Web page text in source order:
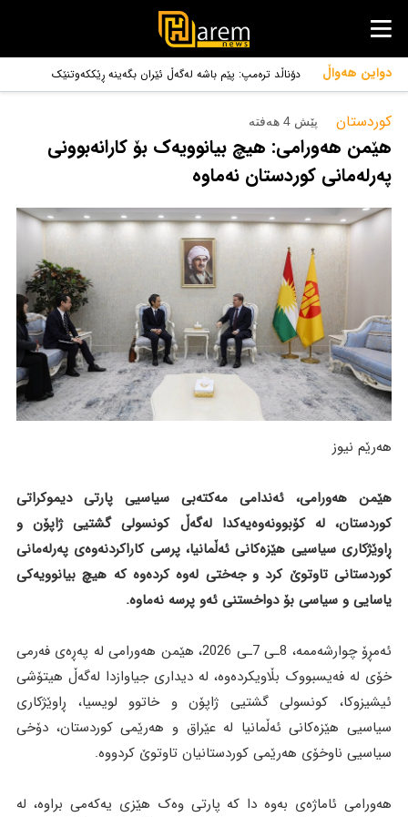
دواین هەواڵ دۆناڵد ترەمپ: پێم باشە لەگەڵ ئێران بگەینە ڕێککەوتنێک
کوردستان‌ پێش 4 هەفتە
هێمن هەورامی: هیچ بیانوویەک بۆ کارانەبوونی
پەرلەمانی کوردستان نەماوە
هەرێم نیوز
هێمن هەورامی، ئەندامی مەکتەبی سیاسیی پارتی دیموکراتی
کوردستان، لە کۆبوونەوەیەکدا لەگەڵ کونسولی گشتیی ژاپۆن و
ڕاوێژکاری سیاسیی هێزەکانی ئەڵمانیا، پرسی کاراکردنەوەی پەرلەمانی
کوردستانی تاوتوێ کرد و جەختی لەوە کردەوە کە هیچ بیانوویەکی
یاسایی و سیاسی بۆ دواخستنی ئەو پرسە نەماوە.
ئەمڕۆ چوارشەممە، 8ـی 7ـی 2026، هێمن هەورامی لە پەڕەی فەرمی
خۆی لە فەیسبووک بڵاویکردەوە، لە دیداری جیاوازدا لەگەڵ هیتۆشی
ئیشیزوکا، کونسولی گشتیی ژاپۆن و خاتوو لویسیا، ڕاوێژکاری
سیاسیی هێزەکانی ئەڵمانیا لە عێراق و هەرێمی کوردستان، دۆخی
سیاسیی ناوخۆی هەرێمی کوردستانیان تاوتوێ کردووە.
هەورامی ئاماژەی بەوە دا کە پارتی وەک هێزی یەکەمی براوە، لە